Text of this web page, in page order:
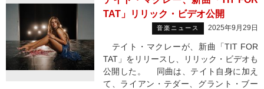
TAT」リリック・ビデオ公開
音楽ニュース 2025年9月29日
テイト・マクレーが、新曲「TIT FOR
TAT」をリリースし、リリック・ビデオも
公開した。 同曲は、テイト自身に加え
て、ライアン・テダー、グラント・ブー